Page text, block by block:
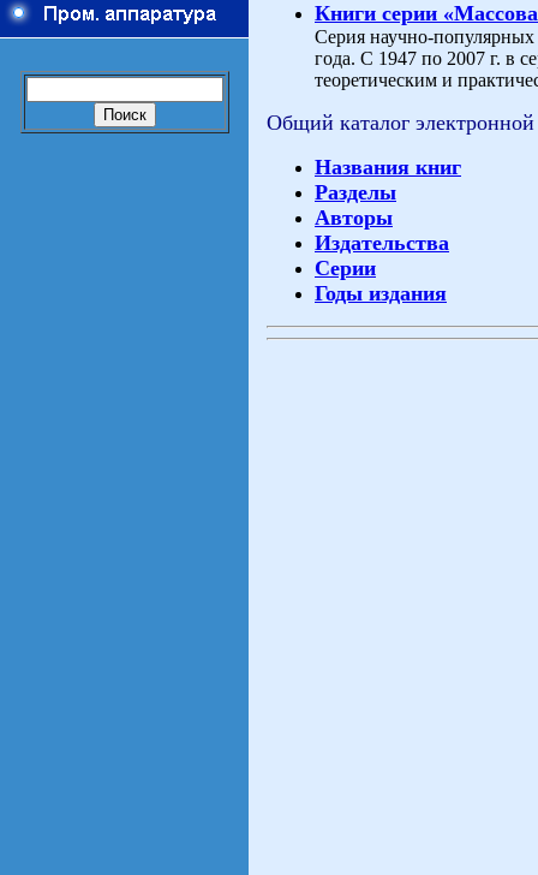
Книги серии
Серия научно-
года. С 1947 по 2007 г. в
теоретическим и
Общий каталог
Названия книг
Разделы
Авторы
Издательства
Серии
Годы издания